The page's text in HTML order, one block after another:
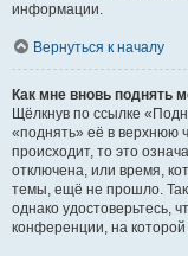
информации.
Вернуться к началу
Как мне вновь поднять
Щёлкнув по ссылке
«поднять» её в верхнюю
происходит, то это
отключена, или время,
темы, ещё не прошло.
однако удостоверьтесь,
конференции, на которой